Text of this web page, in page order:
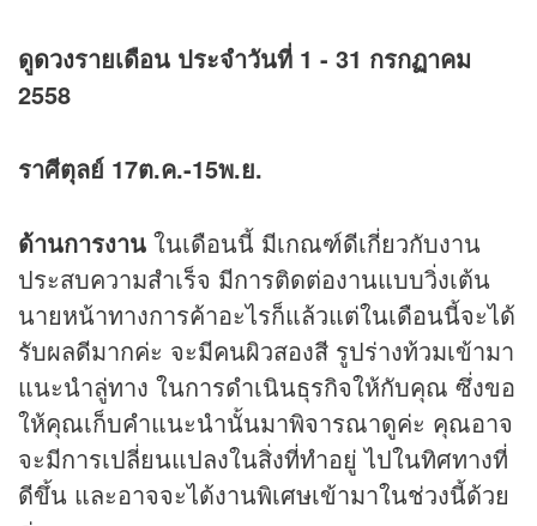
ดูดวงรายเดือน ประจำวันที่ 1 - 31 กรกฏาคม
2558
ราศีตุลย์ 17ต.ค.-15พ.ย.
ด้านการงาน ในเดือนนี้ มีเกณฑ์ดีเกี่ยวกับงาน
ประสบความสำเร็จ มีการติดต่องานแบบวิ่งเต้น
นายหน้าทางการค้าอะไรก็แล้วแต่ในเดือนนี้จะได้
รับผลดีมากค่ะ จะมีคนผิวสองสี รูปร่างท้วมเข้ามา
แนะนำลู่ทาง ในการดำเนินธุรกิจให้กับคุณ ซึ่งขอ
ให้คุณเก็บคำแนะนำนั้นมาพิจารณาดูค่ะ คุณอาจ
จะมีการเปลี่ยนแปลงในสิ่งที่ทำอยู่ ไปในทิศทางที่
ดีขึ้น และอาจจะได้งานพิเศษเข้ามาในช่วงนี้ด้วย